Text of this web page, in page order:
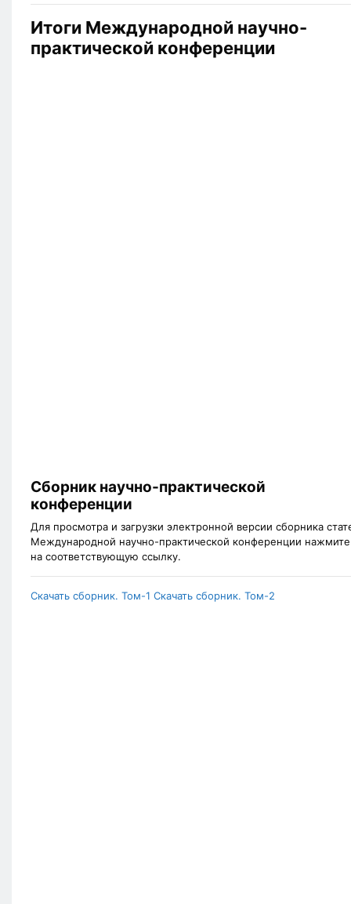
Итоги Международной научно-
практической конференции
Сборник научно-практической
конференции
Для просмотра и загрузки электронной версии сборника
Международной научно-практической конференции нажмите
на соответствующую ссылку.
Скачать сборник. Том-1 Скачать сборник. Том-2